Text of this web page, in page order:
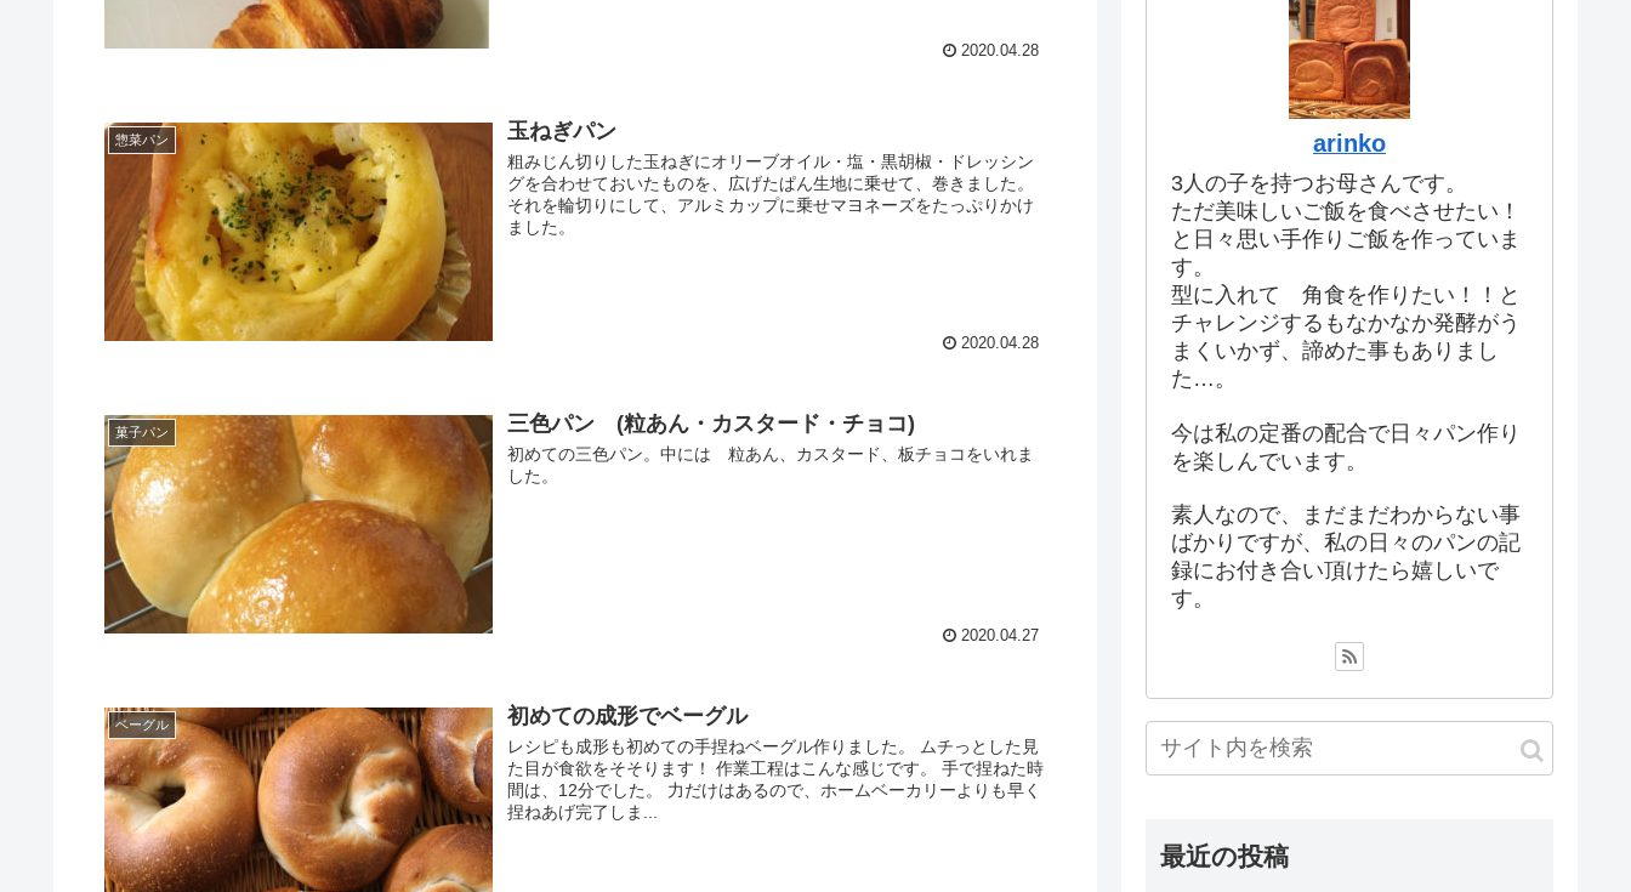
2020.04.28
惣菜パン 玉ねぎパン
粗みじん切りした玉ねぎにオリーブオイル・塩・黒胡椒・ドレッシン
グを合わせておいたものを、広げたぱん生地に乗せて、巻きました。
それを輪切りにして、アルミカップに乗せマヨネーズをたっぷりかけ
ました。
2020.04.28
菓子パン 三色パン (粒あん・カスタード・チョコ)
初めての三色パン。中には 粒あん、カスタード、板チョコをいれま
した。
2020.04.27
ベーグル 初めての成形でベーグル
レシピも成形も初めての手捏ねベーグル作りました。 ムチっとした見
た目が食欲をそそります！ 作業工程はこんな感じです。 手で捏ねた時
間は、12分でした。 力だけはあるので、ホームベーカリーよりも早く
捏ねあげ完了しま...
arinko
3人の子を持つお母さんです。
ただ美味しいご飯を食べさせたい！
と日々思い手作りご飯を作っていま
す。
型に入れて 角食を作りたい！！と
チャレンジするもなかなか発酵がう
まくいかず、諦めた事もありまし
た…。
今は私の定番の配合で日々パン作り
を楽しんでいます。
素人なので、まだまだわからない事
ばかりですが、私の日々のパンの記
録にお付き合い頂けたら嬉しいで
す。
最近の投稿